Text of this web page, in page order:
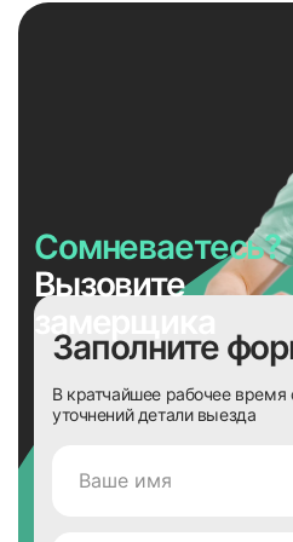
Сомневаетесь?
Вызовите
замерщика
Заполните
В кратчайшее рабочее
уточнений детали выезда